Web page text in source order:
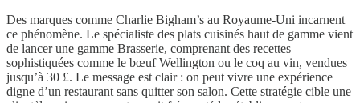
Des marques comme Charlie Bigham’s au Royaume-Uni incarnent
ce phénomène. Le spécialiste des plats cuisinés haut de gamme vient
de lancer une gamme Brasserie, comprenant des recettes
sophistiquées comme le bœuf Wellington ou le coq au vin, vendues
jusqu’à 30 £. Le message est clair : on peut vivre une expérience
digne d’un restaurant sans quitter son salon. Cette stratégie cible une